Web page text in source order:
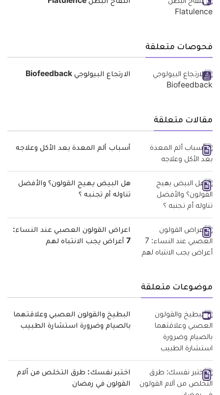
انتفاخ البطن Flatulence
فحوصات متعلقة
الارتجاع البيولوجي Biofeedback
مقالات متعلقة
أسباب ألم المعدة بعد الأكل وعلاجه
هل البيض يهيج القولون؟ والأفضل
تناوله أم تجنبه ؟
اعراض القولون العصبي عند النساء:
7 أعراض يجب الانتباه لهم
موضوعات متعلقة
البطيخ والقولون العصبي وعلاقتهما
بالصيام وضرورة استشارة الطبيب
اختبر نفسك: طرق التخلص من آلام
القولون في رمضان